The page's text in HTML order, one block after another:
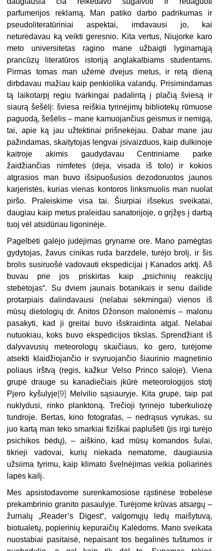
parfumerijos reklamą. Man patiko darbo padrikumas ir
pseudoliteratūriniai aspektai, imdavausi jo, kai
neturėdavau ką veikti geresnio. Kita vertus, Niujorke karo
meto universitetas ragino mane užbaigti lyginamąją
prancūzų literatūros istoriją anglakalbiams studentams.
Pirmas tomas man užėmė dvejus metus, ir retą dieną
dirbdavau mažiau kaip penkiolika valandų. Prisimindamas
tą laikotarpį regiu tvarkingai padalintą į plačią šviesą ir
siaurą šešėlį: šviesa reiškia tyrinėjimų bibliotekų rūmuose
paguodą, šešėlis – mane kamuojančius geismus ir nemigą,
tai, apie ką jau užtektinai prišnekėjau. Dabar mane jau
pažindamas, skaitytojas lengvai įsivaizduos, kaip dulkinoje
kaitroje akimis gaudydavau Centriniame parke
žaidžiančias nimfetes (deja, visada iš tolo) ir kokios
atgrasios man buvo išsipuošusios dezodoruotos jaunos
karjeristės, kurias vienas kontoros linksmuolis man nuolat
piršo. Praleiskime visa tai. Šiurpiai išsekus sveikatai,
daugiau kaip metus praleidau sanatorijoje, o grįžęs į darbą
tuoj vėl atsidūriau ligoninėje.
Pagelbėti galėjo judėjimas gryname ore. Mano pamėgtas
gydytojas, žavus cinikas ruda barzdele, turėjo brolį, ir šis
brolis susiruošė vadovauti ekspedicijai į Kanados arktį. Aš
buvau prie jos priskirtas kaip „psichinių reakcijų
stebėtojas“. Su dviem jaunais botanikais ir senu dailide
protarpiais dalindavausi (nelabai sėkmingai) vienos iš
mūsų dietologių dr. Anitos Džonson malonėmis – malonu
pasakyti, kad ji greitai buvo išskraidinta atgal. Nelabai
nutuokiau, koks buvo ekspedicijos tikslas. Sprendžiant iš
dalyvavusių meteorologų skaičiaus, ko gero, turėjome
atsekti klaidžiojančio ir svyruojančio šiaurinio magnetinio
poliaus irštvą (regis, kažkur Velso Princo saloje). Viena
grupė drauge su kanadiečiais įkūrė meteorologijos stotį
Pjero kyšulyje[9]
Melvilio sąsiauryje. Kita grupė, taip pat
nuklydusi, rinko planktoną. Trečioji tyrinėjo tuberkuliozę
tundroje. Bertas, kino fotografas, – nedrąsus vyrukas, su
juo kartą man teko smarkiai fiziškai paplušėti (jis irgi turėjo
psichikos bėdų), – aiškino, kad mūsų komandos šulai,
tikrieji vadovai, kurių niekada nematome, daugiausia
užsiima tyrimu, kaip klimato švelnėjimas veikia poliarinės
lapės kailį.
Mes apsistodavome surenkamosiose rąstinėse trobelėse
prekambrinio granito pasaulyje. Turėjome krūvas atsargų –
žurnalų „Reader’s Digest“, valgomųjų ledų maišytuvą,
biotualetų, popierinių kepuraičių Kalėdoms. Mano sveikata
nuostabiai pasitaisė, nepaisant tos begalinės tuštumos ir